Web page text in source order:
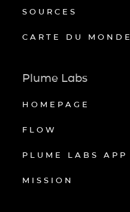
SOURCES
CARTE DU MONDE
Plume Labs
HOMEPAGE
FLOW
PLUME LABS APP
MISSION